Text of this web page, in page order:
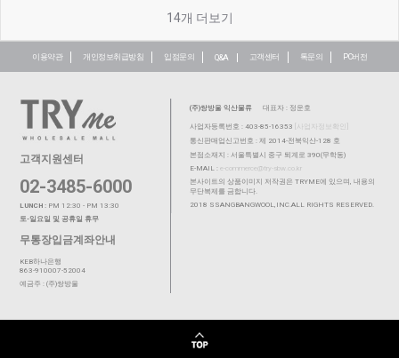
14개 더보기
이용약관 개인정보취급방침 입점문의 Q&A 고객센터 톡문의 PC버전
고객지원센터
02-3485-6000
LUNCH : PM 12:30 - PM 13:30
토-일요일 및 공휴일 휴무
무통장입금계좌안내
KEB하나은행
863-910007-52004
예금주 : (주)쌍방울
(주)쌍방울 익산물류 대표자 : 정운호
사업자등록번호 : 403-85-16353
[사업자정보확인]
통신판매업신고번호 : 제 2014-전북익산-128 호
본점소재지 : 서울특별시 중구 퇴계로 390(무학동)
E-MAIL : e-commerce@try-sbw.co.kr
본사이트의 상품이미지 저작권은 TRYME에 있으며, 내용의
무단복제를 금합니다.
2018 SSANGBANGWOOL,INC.ALL RIGHTS RESERVED.